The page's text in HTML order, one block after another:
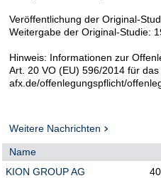
Veröffentlichung der Original-
Weitergabe der Original-Studie:
Hinweis: Informationen zur
Art. 20 VO (EU) 596/2014 für
afx.de/offenlegungspflicht/
Weitere Nachrichten
Name
KION GROUP AG